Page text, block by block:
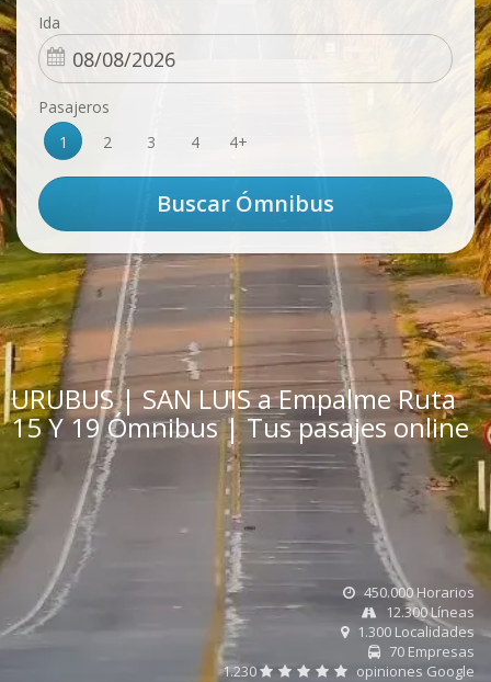
Ida
Pasajeros
1
2 3 4 4+
URUBUS | SAN LUIS a Empalme Ruta
15 Y 19 Ómnibus | Tus pasajes online
450.000 Horarios
12.300 Líneas
1.300 Localidades
70 Empresas
1.230
opiniones Google